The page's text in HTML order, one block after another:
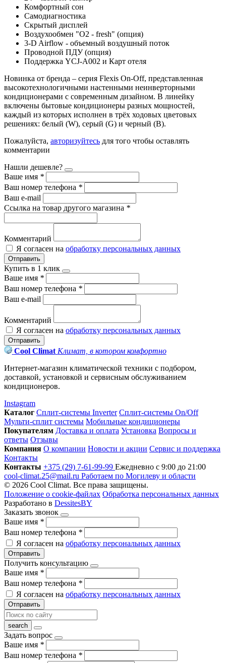
Комфортный сон
Самодиагностика
Скрытый дисплей
Воздухообмен "О2 - fresh" (опция)
3-D Airflow - объемный воздушный поток
Проводной ПДУ (опция)
Поддержка YCJ-A002 и Карт отеля
Новинка от бренда – серия Flexis On-Off, представленная
высокотехнологичными настенными неинверторными
кондиционерами с современным дизайном. В линейку
включены бытовые кондиционеры разных мощностей,
каждый из которых исполнен в трёх ходовых цветовых
решениях: белый (W), серый (G) и черный (B).
Пожалуйста, авторизуйтесь для того чтобы оставлять
комментарии
Нашли дешевле?
Ваше имя *
Ваш номер телефона *
Ваш e-mail
Ссылка на товар другого магазина *
Комментарий
Я согласен на обработку персональных данных
Отправить
Купить в 1 клик
Ваше имя *
Ваш номер телефона *
Ваш e-mail
Комментарий
Я согласен на обработку персональных данных
Отправить
Cool Climat Климат, в котором комфортно
Интернет-магазин климатической техники с подбором,
доставкой, установкой и сервисным обслуживанием
кондиционеров.
Instagram
Каталог Сплит-системы Inverter Сплит-системы On/Off
Мульти-сплит системы Мобильные кондиционеры
Покупателям Доставка и оплата Установка Вопросы и
ответы Отзывы
Компания О компании Новости и акции Сервис и поддержка
Контакты
Контакты +375 (29) 7-61-99-99 Ежедневно с 9:00 до 21:00
cool-climat.25@mail.ru Работаем по Могилеву и области
© 2026 Cool Climat. Все права защищены.
Положение о cookie-файлах Обработка персональных данных
Разработано в DessitesBY
Заказать звонок
Ваше имя *
Ваш номер телефона *
Я согласен на обработку персональных данных
Отправить
Получить консультацию
Ваше имя *
Ваш номер телефона *
Я согласен на обработку персональных данных
Отправить
Задать вопрос
Ваше имя *
Ваш номер телефона *